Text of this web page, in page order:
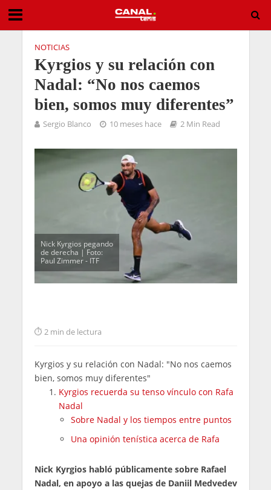
NOTICIAS
Kyrgios y su relación con
Nadal: “No nos caemos
bien, somos muy diferentes”
Sergio Blanco 10 meses hace 2 Min Read
Nick Kyrgios pegando
de derecha | Foto:
Paul Zimmer - ITF
2 min de lectura
Kyrgios y su relación con Nadal: "No nos caemos
bien, somos muy diferentes"
Kyrgios recuerda su tenso vínculo con Rafa
Nadal
Sobre Nadal y los tiempos entre puntos
Una opinión tenística acerca de Rafa
Nick Kyrgios habló públicamente sobre Rafael
Nadal, en apoyo a las quejas de Daniil Medvedev